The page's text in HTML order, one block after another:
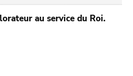
au service du Roi.